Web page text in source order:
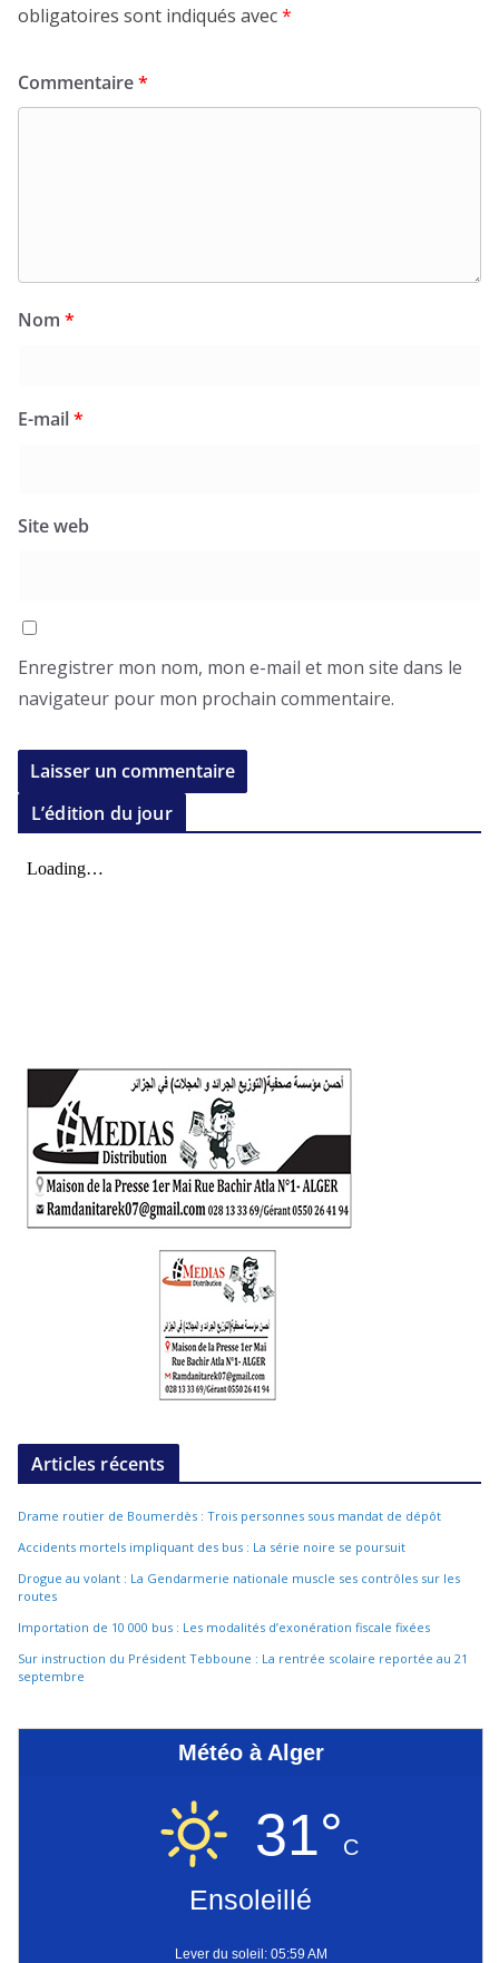
obligatoires sont indiqués avec*
Commentaire*
Nom *
E-mail*
Site web
Enregistrer mon nom, mon e-mail et mon site dans le
navigateur pour mon prochain commentaire.
L’édition du jour
Articles récents
Drame routier de Boumerdès : Trois personnes sous mandat de dépôt
Accidents mortels impliquant des bus : La série noire se poursuit
Drogue au volant : La Gendarmerie nationale muscle ses contrôles sur les
routes
Importation de 10 000 bus : Les modalités d’exonération fiscale fixées
Sur instruction du Président Tebboune : La rentrée scolaire reportée au 21
septembre
Météo à Alger
31°C
Ensoleillé
Lever du soleil: 05:59 AM